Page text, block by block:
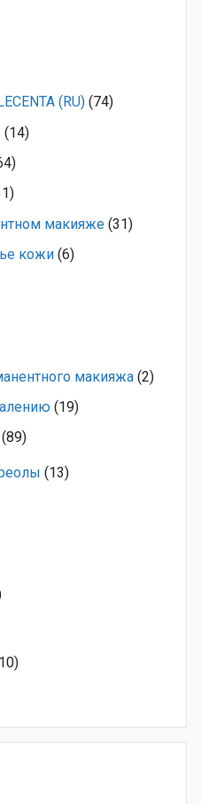
(RU) (74)
(14)
макияже (31)
кожи (6)
макияжа (2)
(19)
(89)
(13)